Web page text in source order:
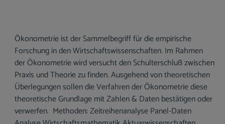
Ökonometrie ist der Sammelbegriff für die empirische
Forschung in den Wirtschaftswissenschaften. Im Rahmen
der Ökonometrie wird versucht den Schulterschluß zwischen
Praxis und Theorie zu finden. Ausgehend von theoretischen
Überlegungen sollen die Verfahren der Ökonometrie diese
theoretische Grundlage mit Zahlen & Daten bestätigen oder
verwerfen. Methoden: Zeitreihenanalyse Panel-Daten